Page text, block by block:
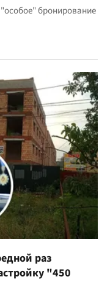
бронирование
раз
"450